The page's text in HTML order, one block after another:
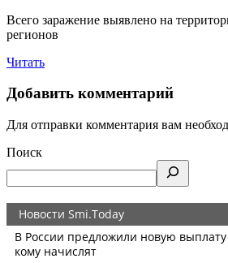
Всего заражение выявлено на
регионов
Читать
Добавить комментарий
Для отправки комментария вам
Поиск